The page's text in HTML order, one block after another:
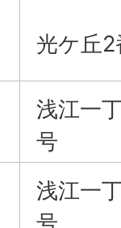
光ケ丘
浅江一
号
浅江一